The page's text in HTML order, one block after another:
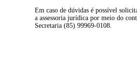
Em caso de dúvidas é possível
a assessoria jurídica por meio do
Secretaria (85) 99969-0108.